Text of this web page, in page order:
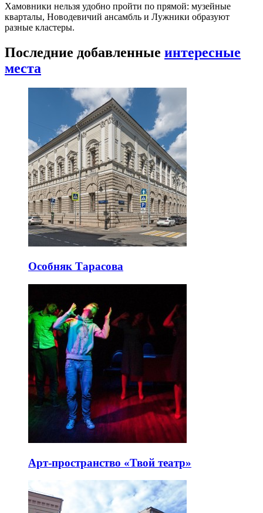
Хамовники нельзя удобно пройти по прямой: музейные
кварталы, Новодевичий ансамбль и Лужники образуют
разные кластеры.
Последние добавленные интересные
места
Особняк Тарасова
Арт-пространство «Твой театр»